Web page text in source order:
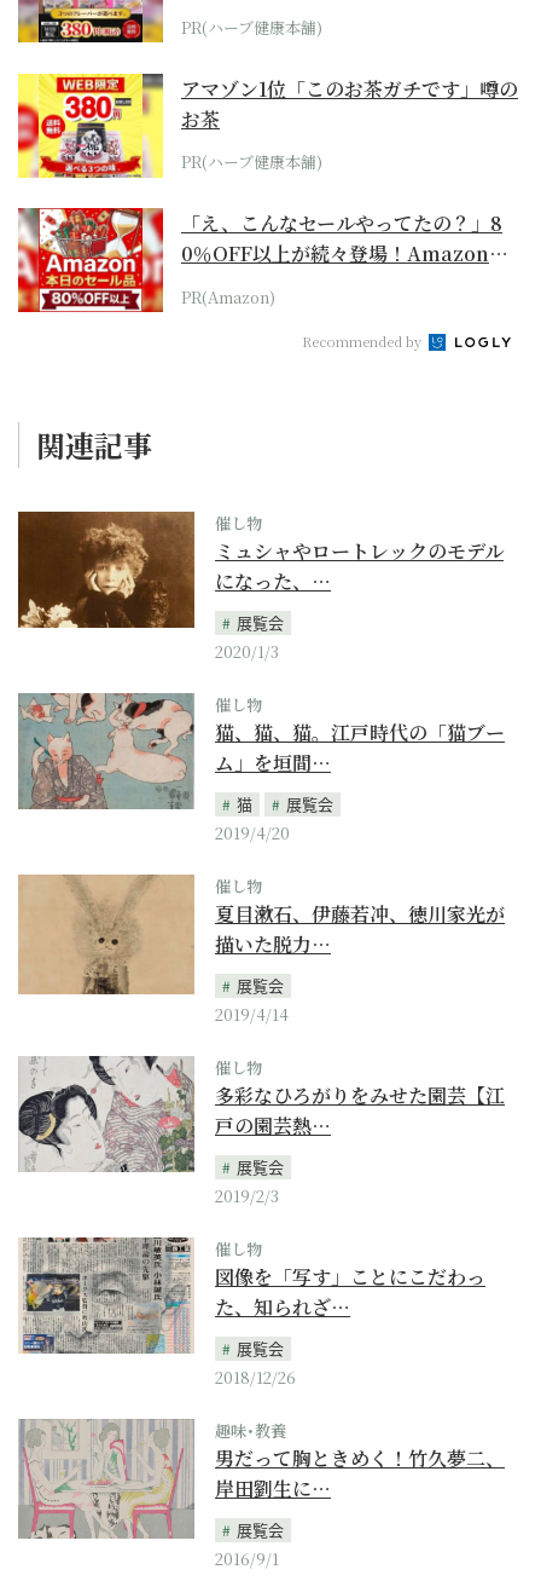
PR(ハーブ健康本舗)
アマゾン1位「このお茶ガチです」噂の
お茶
PR(ハーブ健康本舗)
「え、こんなセールやってたの？」8
0％OFF以上が続々登場！Amazonの
本気が...
PR(Amazon)
Recommended by
関連記事
催し物
ミュシャやロートレックのモデル
になった、…
展覧会
2020/1/3
催し物
猫、猫、猫。江戸時代の「猫ブー
ム」を垣間…
猫
展覧会
2019/4/20
催し物
夏目漱石、伊藤若冲、徳川家光が
描いた脱力…
展覧会
2019/4/14
催し物
多彩なひろがりをみせた園芸【江
戸の園芸熱…
展覧会
2019/2/3
催し物
図像を「写す」ことにこだわっ
た、知られざ…
展覧会
2018/12/26
趣味･教養
男だって胸ときめく！竹久夢二、
岸田劉生に…
展覧会
2016/9/1